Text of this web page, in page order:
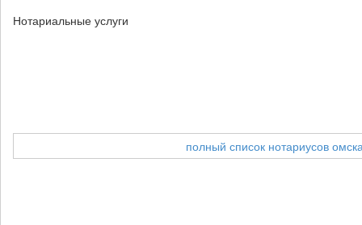
Нотариальные услуги
полный список нотариусов